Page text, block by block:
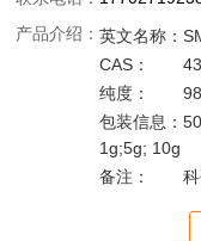
产品介绍：英文名称：
CAS：
纯度：
包装信息：
1g;5g; 10g
备注：